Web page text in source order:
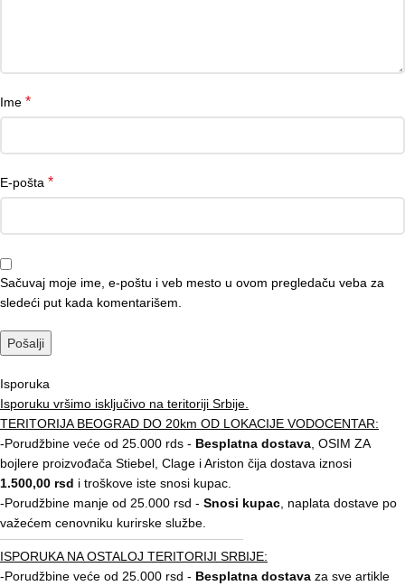
Ime *
E-pošta *
Sačuvaj moje ime, e-poštu i veb mesto u ovom pregledaču veba za
sledeći put kada komentarišem.
Isporuka
Isporuku vršimo isključivo na teritoriji Srbije.
TERITORIJA BEOGRAD DO 20km OD LOKACIJE VODOCENTAR:
-Porudžbine veće od 25.000 rds - Besplatna dostava , OSIM ZA
bojlere proizvođača Stiebel, Clage i Ariston čija dostava iznosi
1.500,00 rsd i troškove iste snosi kupac.
-Porudžbine manje od 25.000 rsd - Snosi kupac , naplata dostave po
važećem cenovniku kurirske službe.
ISPORUKA NA OSTALOJ TERITORIJI SRBIJE:
-Porudžbine veće od 25.000 rsd - Besplatna dostava za sve artikle